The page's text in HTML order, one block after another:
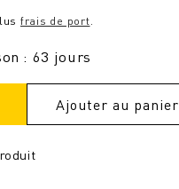
frais de port.
: 63 jours
Ajouter au panier